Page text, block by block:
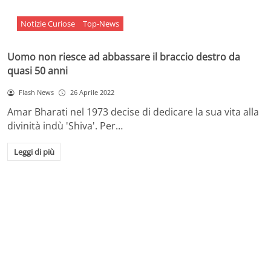
Notizie Curiose Top-News
Uomo non riesce ad abbassare il braccio destro da
quasi 50 anni
Flash News 26 Aprile 2022
Amar Bharati nel 1973 decise di dedicare la sua vita alla
divinità indù 'Shiva'. Per…
Leggi di più